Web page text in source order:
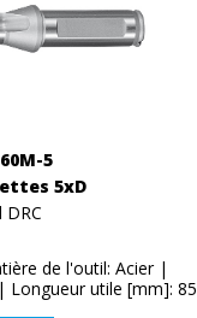
5
5xD
DRC
de l'outil: Acier |
Longueur utile [mm]: 85